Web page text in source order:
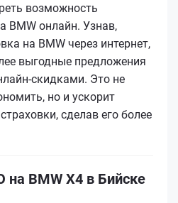
возможность
онлайн. Узнав,
на BMW через интернет,
выгодные предложения
скидками. Это не
но и ускорит
сделав его более
на BMW X4 в Бийске